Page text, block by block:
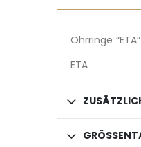
Ohrringe
ETA